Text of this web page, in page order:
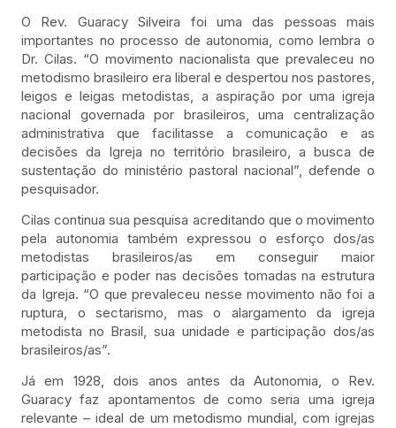
O Rev. Guaracy Silveira foi uma das pessoas mais
importantes no processo de autonomia, como lembra o
Dr. Cilas. “O movimento nacionalista que prevaleceu no
metodismo brasileiro era liberal e despertou nos pastores,
leigos e leigas metodistas, a aspiração por uma igreja
nacional governada por brasileiros, uma centralização
administrativa que facilitasse a comunicação e as
decisões da Igreja no território brasileiro, a busca de
sustentação do ministério pastoral nacional”, defende o
pesquisador.
Cilas continua sua pesquisa acreditando que o movimento
pela autonomia também expressou o esforço dos/as
metodistas brasileiros/as em conseguir maior
participação e poder nas decisões tomadas na estrutura
da Igreja. “O que prevaleceu nesse movimento não foi a
ruptura, o sectarismo, mas o alargamento da igreja
metodista no Brasil, sua unidade e participação dos/as
brasileiros/as”.
Já em 1928, dois anos antes da Autonomia, o Rev.
Guaracy faz apontamentos de como seria uma igreja
relevante – ideal de um metodismo mundial, com igrejas